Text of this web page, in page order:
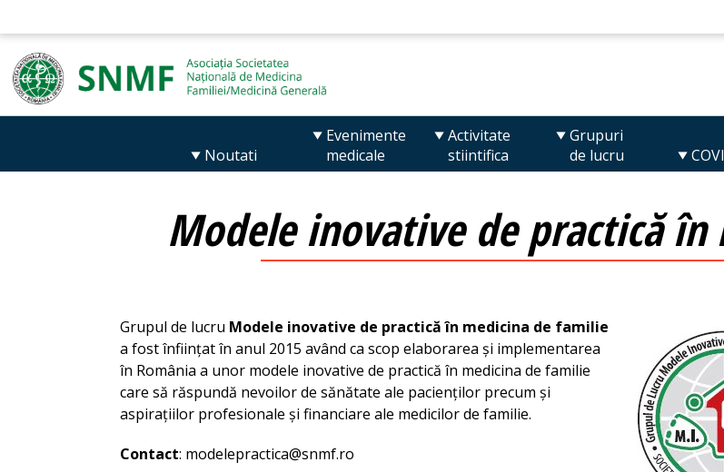
Noutati
Evenimente
medicale
Activitate
stiintifica
Grupuri
de lucru
Modele inovative de practică
Grupul de lucru Modele inovative de practică în medicina de familie
a fost înființat în anul 2015 având ca scop elaborarea și implementarea
în România a unor modele inovative de practică în medicina de familie
care să răspundă nevoilor de sănătate ale pacienților precum și
aspirațiilor profesionale și financiare ale medicilor de familie.
Contact: modelepractica@snmf.ro